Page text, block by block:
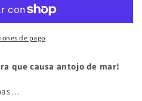
de pago
que causa antojo de mar!